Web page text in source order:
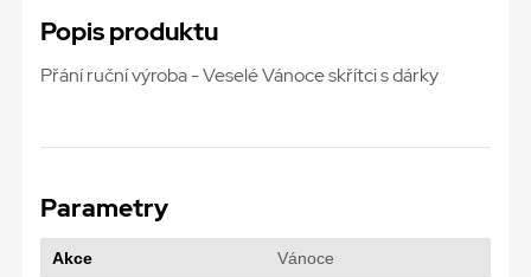
Popis produktu
Přání ruční výroba - Veselé Vánoce skřítci s dárky
Parametry
Akce Vánoce